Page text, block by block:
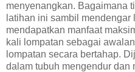
menyenangkan. Bagaimana
latihan ini sambil mendengar
mendapatkan manfaat
kali lompatan sebagai
lompatan secara bertahap.
dalam tubuh mengendur dan